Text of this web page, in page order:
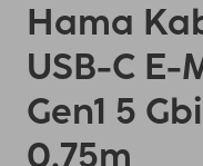
Hama
USB-C E-
Gen1 5
0,75m